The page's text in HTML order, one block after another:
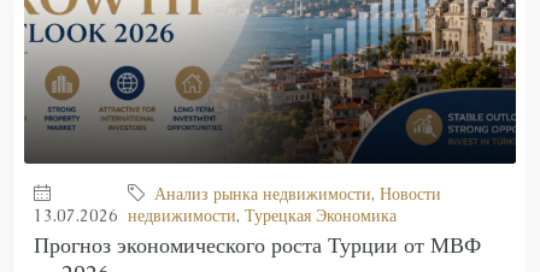
13.07.2026
Анализ рынка недвижимости, Новости
недвижимости, Турецкая Экономика
Прогноз экономического роста Турции от МВФ